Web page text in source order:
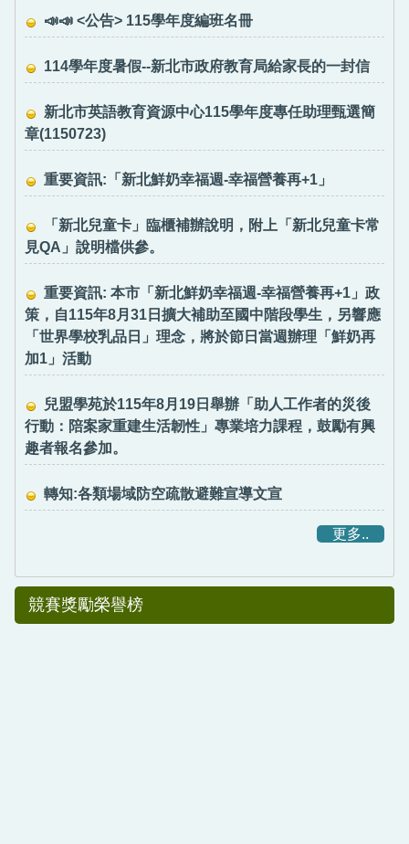
📣📣 <公告> 115學年度編班名冊
114學年度暑假--新北市政府教育局給家長的一封信
新北市英語教育資源中心115學年度專任助理甄選簡
章(1150723)
重要資訊:「新北鮮奶幸福週-幸福營養再+1」
「新北兒童卡」臨櫃補辦說明，附上「新北兒童卡常
見QA」說明檔供參。
重要資訊: 本市「新北鮮奶幸福週-幸福營養再+1」政
策，自115年8月31日擴大補助至國中階段學生，另響應
「世界學校乳品日」理念，將於節日當週辦理「鮮奶再
加1」活動
兒盟學苑於115年8月19日舉辦「助人工作者的災後
行動：陪案家重建生活韌性」專業培力課程，鼓勵有興
趣者報名參加。
轉知:各類場域防空疏散避難宣導文宣
更多..
競賽獎勵榮譽榜